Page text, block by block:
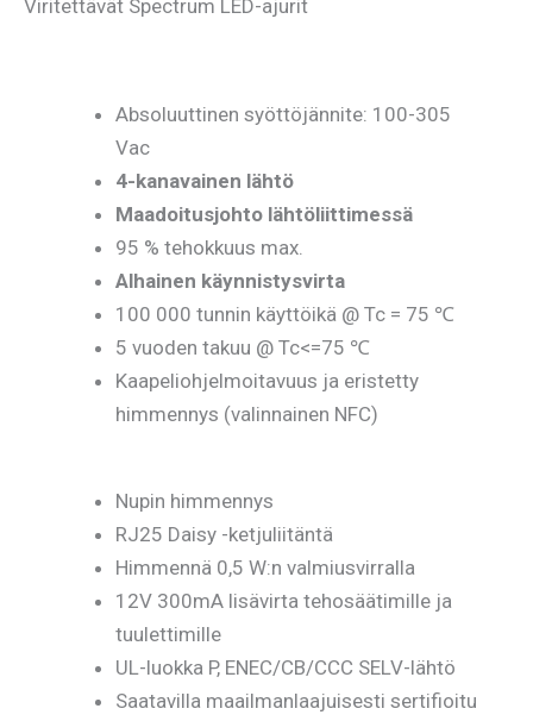
Viritettävät Spectrum LED-ajurit
Absoluuttinen syöttöjännite: 100-305
Vac
4-kanavainen lähtö
Maadoitusjohto lähtöliittimessä
95 % tehokkuus max.
Alhainen käynnistysvirta
100 000 tunnin käyttöikä @ Tc = 75 ℃
5 vuoden takuu @ Tc<=75 ℃
Kaapeliohjelmoitavuus ja eristetty
himmennys (valinnainen NFC)
Nupin himmennys
RJ25 Daisy -ketjuliitäntä
Himmennä 0,5 W:n valmiusvirralla
12V 300mA lisävirta tehosäätimille ja
tuulettimille
UL-luokka P, ENEC/CB/CCC SELV-lähtö
Saatavilla maailmanlaajuisesti sertifioitu